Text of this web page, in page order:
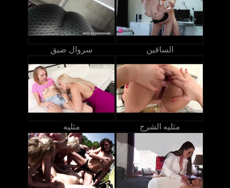
سروال ضيق الساقين
مثليه مثليه الشرج